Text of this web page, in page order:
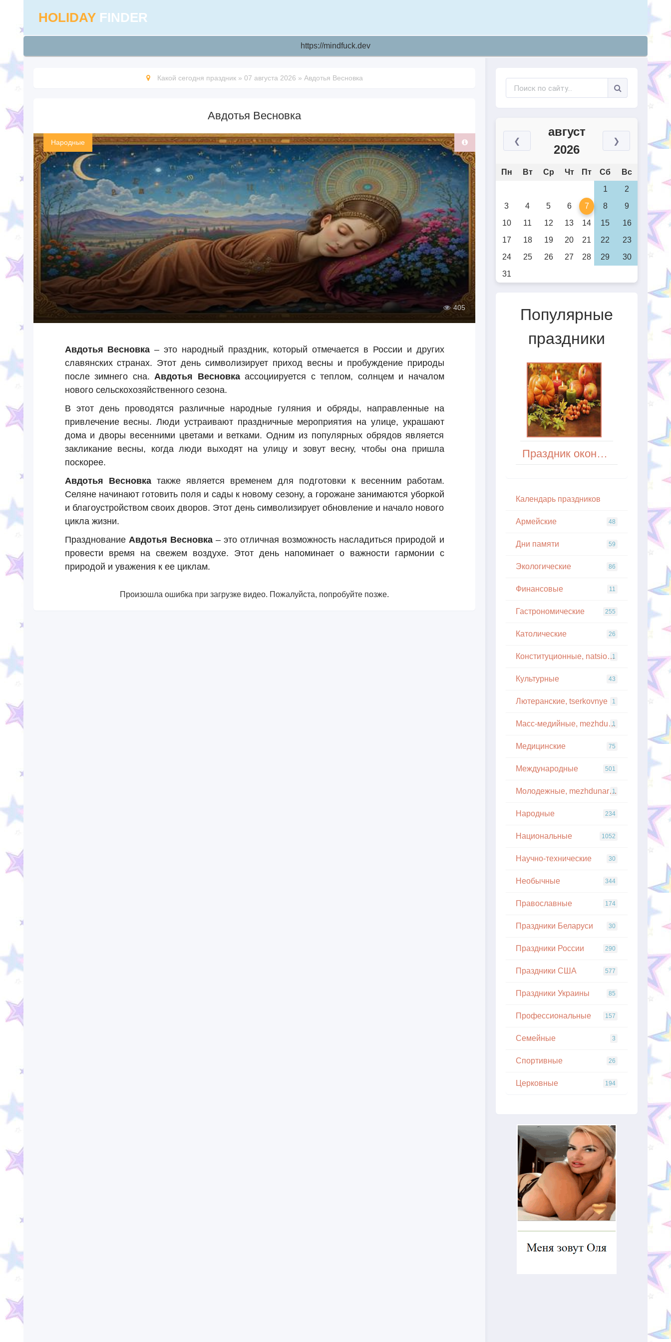
HOLIDAY FINDER
https://mindfuck.dev
Какой сегодня праздник » 07 августа 2026 » Авдотья Весновка
Авдотья Весновка
Народные
405
Авдотья Весновка – это народный праздник, который отмечается в России и других
славянских странах. Этот день символизирует приход весны и пробуждение природы
после зимнего сна. Авдотья Весновкаассоциируется с теплом, солнцем и началом
нового сельскохозяйственного сезона.
В этот день проводятся различные народные гуляния и обряды, направленные на
привлечение весны. Люди устраивают праздничные мероприятия на улице, украшают
дома и дворы весенними цветами и ветками. Одним из популярных обрядов является
закликание весны, когда люди выходят на улицу и зовут весну, чтобы она пришла
поскорее.
Авдотья Весновкатакже является временем для подготовки к весенним работам.
Селяне начинают готовить поля и сады к новому сезону, а горожане занимаются уборкой
и благоустройством своих дворов. Этот день символизирует обновление и начало нового
цикла жизни.
Празднование Авдотья Весновка– это отличная возможность насладиться природой и
провести время на свежем воздухе. Этот день напоминает о важности гармонии с
природой и уважения к ее циклам.
Произошла ошибка при загрузке видео. Пожалуйста, попробуйте позже.
❮
август
2026
❯
Пн Вт Ср Чт Пт Сб
Вс
1
2
3
4 5 6 7 8
9
10
11 12 13 14 15
16
17
18 19 20 21 22
23
24
25 26 27 28 29
30
31
Популярные
праздники
Праздник окончания уборки урожая (Самайн) в Ирландии
Кaлeндapь пpaздникoв
Армейские 48
Дни памяти 59
Экологические 86
Финансовые 11
Гастрономические 255
Католические 26
Конституционные, natsionalnye
1
Культурные 43
Лютеранские, tserkovnye 1
Масс-медийные, mezhdunarodnye
1
Медицинские 75
Международные 501
Молодежные, mezhdunarodnye
1
Народные 234
Национальные 1052
Научно-технические 30
Необычные 344
Православные 174
Праздники Беларуси 30
Праздники России 290
Праздники США 577
Праздники Украины 85
Профессиональные 157
Семейные 3
Спортивные 26
Церковные 194